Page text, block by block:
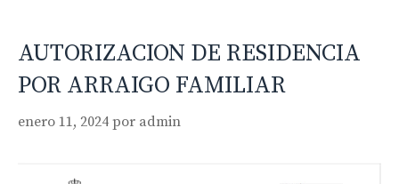
AUTORIZACION DE RESIDENCIA
POR ARRAIGO FAMILIAR
enero 11, 2024 por admin